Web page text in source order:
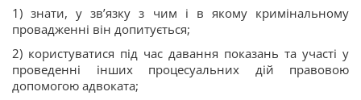
1) знати, у зв’язку з чим і в якому кримінальному
провадженні він допитується;
2) користуватися під час давання показань та участі у
проведенні інших процесуальних дій правовою
допомогою адвоката;